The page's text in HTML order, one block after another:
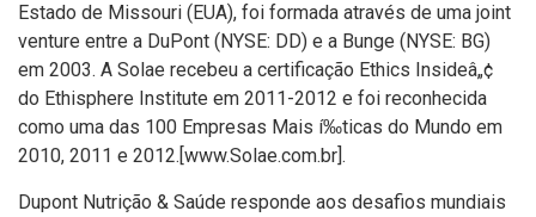
Estado de Missouri (EUA), foi formada através de uma joint
venture entre a DuPont (NYSE: DD) e a Bunge (NYSE: BG)
em 2003. A Solae recebeu a certificação Ethics Insideâ„¢
do Ethisphere Institute em 2011-2012 e foi reconhecida
como uma das 100 Empresas Mais í‰ticas do Mundo em
2010, 2011 e 2012.[www.Solae.com.br].
Dupont Nutrição & Saúde responde aos desafios mundiais